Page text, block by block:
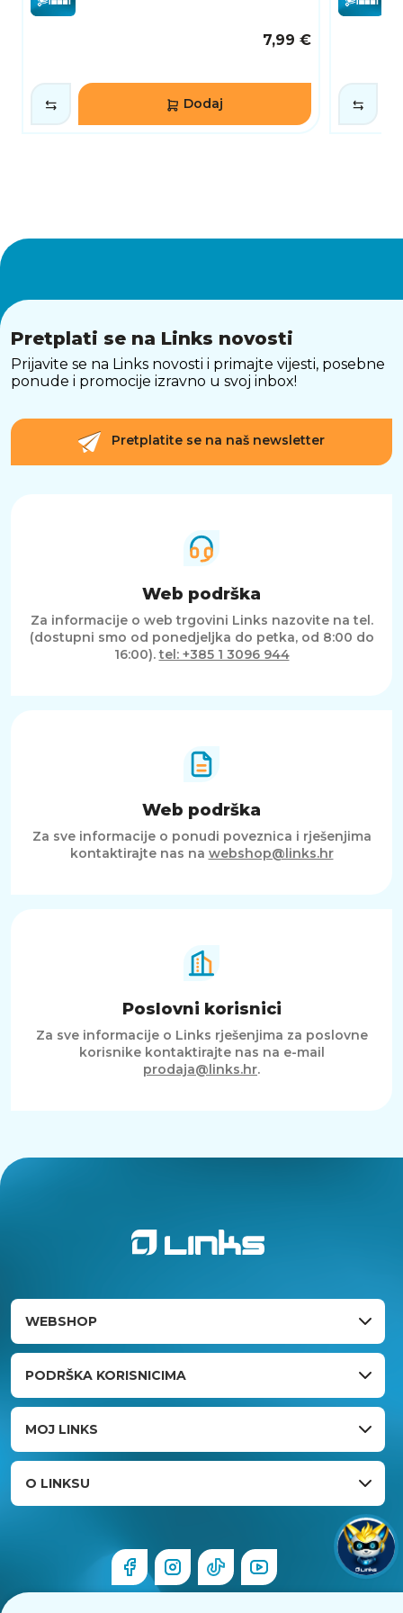
7,99 €
Dodaj
Pretplati se na Links novosti
Prijavite se na Links novosti i primajte vijesti, posebne
ponude i promocije izravno u svoj inbox!
Pretplatite se na naš newsletter
Web podrška
Za informacije o web trgovini Links nazovite na tel.
(dostupni smo od ponedjeljka do petka, od 8:00 do
16:00).tel: +385 1 3096 944
Web podrška
Za sve informacije o ponudi poveznica i rješenjima
kontaktirajte nas na webshop@links.hr
Poslovni korisnici
Za sve informacije o Links rješenjima za poslovne
korisnike kontaktirajte nas na e-mail
prodaja@links.hr.
WEBSHOP
PODRŠKA KORISNICIMA
MOJ LINKS
O LINKSU